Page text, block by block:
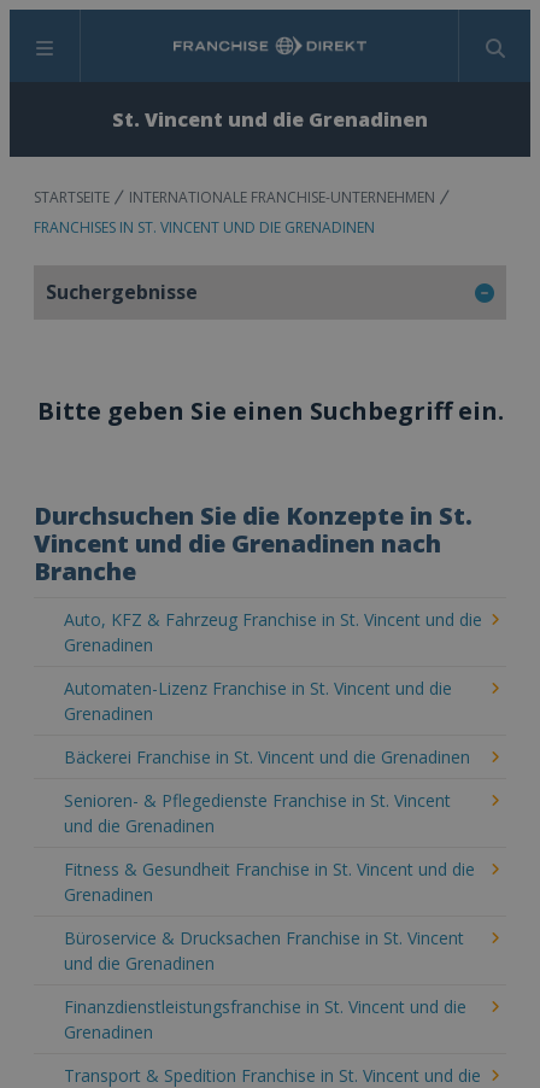
Menü Suchen
St. Vincent und die Grenadinen
STARTSEITE
INTERNATIONALE FRANCHISE-UNTERNEHMEN
FRANCHISES IN ST. VINCENT UND DIE GRENADINEN
Suchergebnisse
Bitte geben Sie einen Suchbegriff ein.
Durchsuchen Sie die Konzepte in St.
Vincent und die Grenadinen nach
Branche
Auto, KFZ & Fahrzeug Franchise in St. Vincent und die
Grenadinen
Automaten-Lizenz Franchise in St. Vincent und die
Grenadinen
Bäckerei Franchise in St. Vincent und die Grenadinen
Senioren- & Pflegedienste Franchise in St. Vincent
und die Grenadinen
Fitness & Gesundheit Franchise in St. Vincent und die
Grenadinen
Büroservice & Drucksachen Franchise in St. Vincent
und die Grenadinen
Finanzdienstleistungsfranchise in St. Vincent und die
Grenadinen
Transport & Spedition Franchise in St. Vincent und die